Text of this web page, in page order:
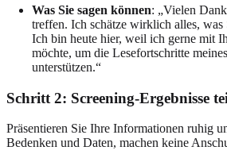
Was Sie sagen können: „Vielen
treffen. Ich schätze wirklich alles,
Ich bin heute hier, weil ich gerne mit
möchte, um die Lesefortschritte
unterstützen.“
Schritt 2: Screening-Ergebnisse
Präsentieren Sie Ihre Informationen ruhig
Bedenken und Daten, machen keine